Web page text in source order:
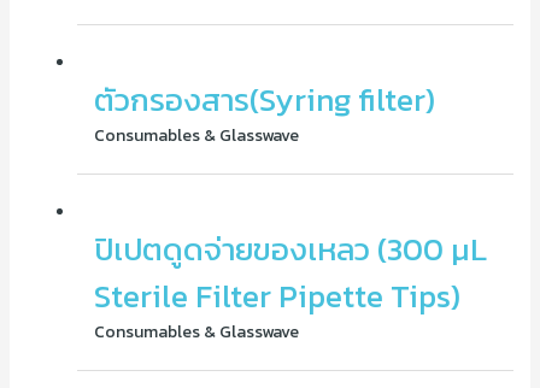
ตัวกรองสาร(Syring filter)
Consumables & Glasswave
ปิเปตดูดจ่ายของเหลว (300 µL
Sterile Filter Pipette Tips)
Consumables & Glasswave